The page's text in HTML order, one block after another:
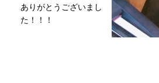
ありがとうございまし
た！！！